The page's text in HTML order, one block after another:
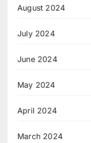
August 2024
July 2024
June 2024
May 2024
April 2024
March 2024